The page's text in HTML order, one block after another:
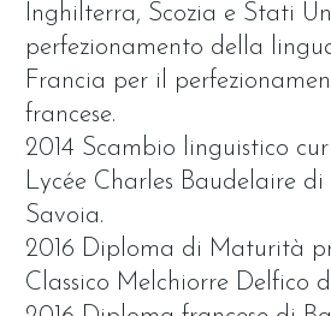
Inghilterra, Scozia e Stati
perfezionamento della
Francia per il
francese.
2014 Scambio linguistico
Lycée Charles Baudelaire
Savoia.
2016 Diploma di Maturità
Classico Melchiorre Delfico